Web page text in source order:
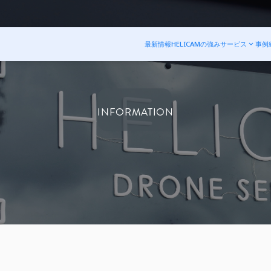
最新情報HELICAMの強みサービス 事例
INFORMATION